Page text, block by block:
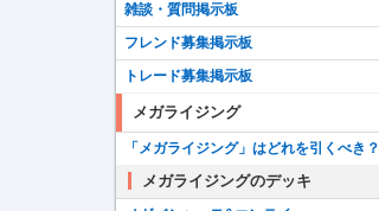
雑談・質問掲示板
フレンド募集掲示板
トレード募集掲示板
メガライジング
「メガライジング」はどれを引くべき？
メガライジングのデッキ